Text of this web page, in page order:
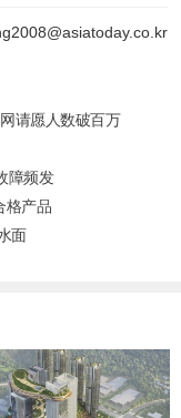
请愿人数破百万
障频发
格产品
面